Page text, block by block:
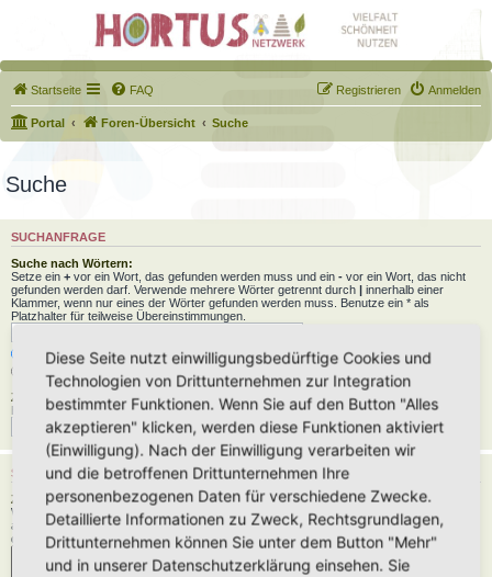
Startseite FAQ Anmelden
Registrieren
Portal Foren-Übersicht Suche
Suche
SUCHANFRAGE
Suche nach Wörtern:
Setze ein + vor ein Wort, das gefunden werden muss und ein - vor ein Wort, das nicht
gefunden werden darf. Verwende mehrere Wörter getrennt durch
innerhalb einer
Klammer, wenn nur eines der Wörter gefunden werden muss. Benutze ein * als
Platzhalter für teilweise Übereinstimmungen.
Nach allen Begriffen suchen oder Suche wie angegeben verwenden
Zu suchender Autor:
Benutze ein * als Platzhalter für teilweise Übereinstimmungen.
SUCHOPTIONEN
Zu durchsuchende Foren:
Wähle das Forum oder die Foren aus, in denen gesucht werden soll. Unterforen werden
automatisch mit durchsucht, sofern du die Option „Unterforen durchsuchen“ unten nicht
deaktivierst.
Diese Seite nutzt einwilligungsbedürftige Cookies und
Technologien von Drittunternehmen zur Integration
bestimmter Funktionen. Wenn Sie auf den Button "Alles
akzeptieren" klicken, werden diese Funktionen aktiviert
(Einwilligung). Nach der Einwilligung verarbeiten wir
und die betroffenen Drittunternehmen Ihre
personenbezogenen Daten für verschiedene Zwecke.
Detaillierte Informationen zu Zweck, Rechtsgrundlagen,
Drittunternehmen können Sie unter dem Button "Mehr"
und in unserer Datenschutzerklärung einsehen. Sie